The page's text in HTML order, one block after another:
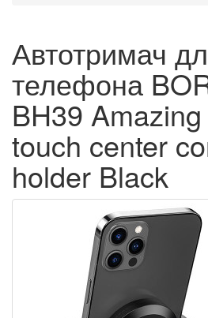
Автотримач
телефона
BH39
touch center
holder Black